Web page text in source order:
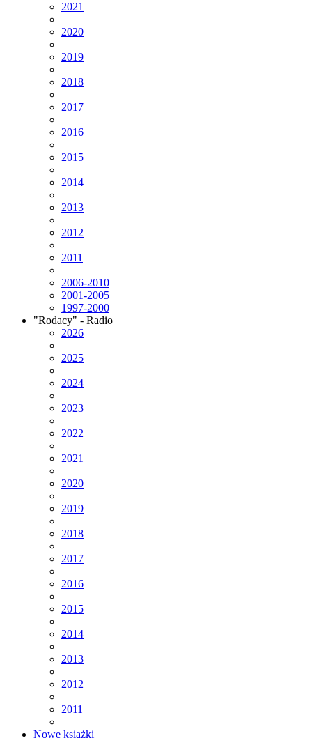
2021
2020
2019
2018
2017
2016
2015
2014
2013
2012
2011
2006-2010
2001-2005
1997-2000
"Rodacy" - Radio
2026
2025
2024
2023
2022
2021
2020
2019
2018
2017
2016
2015
2014
2013
2012
2011
Nowe książki